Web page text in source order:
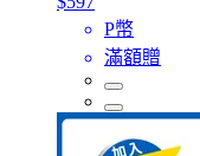
P幣
滿額贈